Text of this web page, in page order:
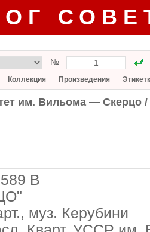
№
Коллекция Произведения
им. Вильома — Скерцо /
В
муз. Керубини